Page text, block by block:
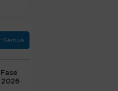
Semua
2026